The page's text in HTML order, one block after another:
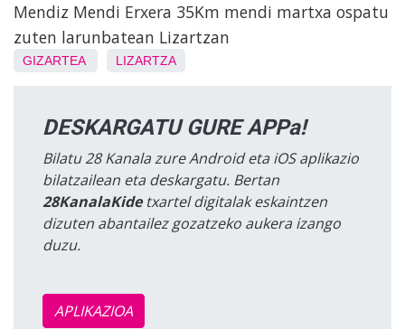
Mendiz Mendi Erxera 35Km mendi martxa ospatu
zuten larunbatean Lizartzan
GIZARTEA LIZARTZA
DESKARGATU GURE APPa!
Bilatu 28 Kanala zure Android eta iOS aplikazio
bilatzailean eta deskargatu. Bertan
28KanalaKidetxartel digitalak eskaintzen
dizuten abantailez gozatzeko aukera izango
duzu.
APLIKAZIOA